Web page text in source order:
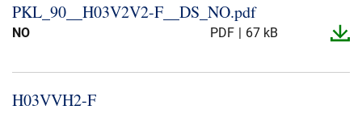
PKL_​90_​_​H03V2V2-​F_​_​DS_​NO.​pdf
NO PDF 67 kB
H03VVH2-​F